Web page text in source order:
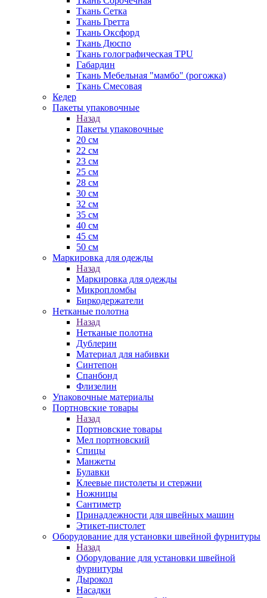
Ткань Сетка
Ткань Гретта
Ткань Оксфорд
Ткань Дюспо
Ткань голографическая TPU
Габардин
Ткань Мебельная "мамбо" (рогожка)
Ткань Смесовая
Кедер
Пакеты упаковочные
Назад
Пакеты упаковочные
20 см
22 см
23 см
25 см
28 см
30 см
32 см
35 см
40 см
45 см
50 см
Маркировка для одежды
Назад
Маркировка для одежды
Микропломбы
Биркодержатели
Нетканые полотна
Назад
Нетканые полотна
Дублерин
Материал для набивки
Синтепон
Спанбонд
Флизелин
Упаковочные материалы
Портновские товары
Назад
Портновские товары
Мел портновский
Спицы
Манжеты
Булавки
Клеевые пистолеты и стержни
Ножницы
Сантиметр
Принадлежности для швейных машин
Этикет-пистолет
Оборудование для установки швейной фурнитуры
Назад
Оборудование для установки швейной
фурнитуры
Дырокол
Насадки